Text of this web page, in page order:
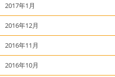
2017年1月
2016年12月
2016年11月
2016年10月